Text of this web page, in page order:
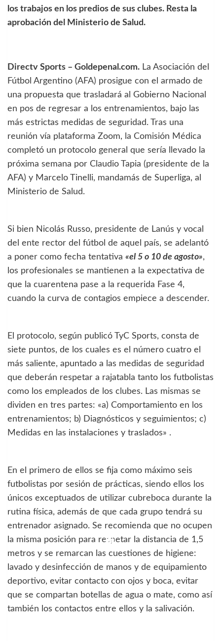
los trabajos en los predios de sus clubes. Resta la
aprobación del Ministerio de Salud.
Directv Sports – Goldepenal.com. La Asociación del
Fútbol Argentino (AFA) prosigue con el armado de
una propuesta que trasladará al Gobierno Nacional
en pos de regresar a los entrenamientos, bajo las
más estrictas medidas de seguridad. Tras una
reunión vía plataforma Zoom, la Comisión Médica
completó un protocolo general que sería llevado la
próxima semana por Claudio Tapia (presidente de la
AFA) y Marcelo Tinelli, mandamás de Superliga, al
Ministerio de Salud.
Si bien Nicolás Russo, presidente de Lanús y vocal
del ente rector del fútbol de aquel país, se adelantó
a poner como fecha tentativa «el 5 o 10 de agosto»,
los profesionales se mantienen a la expectativa de
que la cuarentena pase a la requerida Fase 4,
cuando la curva de contagios empiece a descender.
El protocolo, según publicó TyC Sports, consta de
siete puntos, de los cuales es el número cuatro el
más saliente, apuntado a las medidas de seguridad
que deberán respetar a rajatabla tanto los futbolistas
como los empleados de los clubes. Las mismas se
dividen en tres partes: «a) Comportamiento en los
entrenamientos; b) Diagnósticos y seguimientos; c)
Medidas en las instalaciones y traslados» .
En el primero de ellos se fija como máximo seis
futbolistas por sesión de prácticas, siendo ellos los
únicos exceptuados de utilizar cubreboca durante la
rutina física, además de que cada grupo tendrá su
entrenador asignado. Se recomienda que no ocupen
la misma posición para respetar la distancia de 1,5
metros y se remarcan las cuestiones de higiene:
lavado y desinfección de manos y de equipamiento
deportivo, evitar contacto con ojos y boca, evitar
que se compartan botellas de agua o mate, como así
también los contactos entre ellos y la salivación.